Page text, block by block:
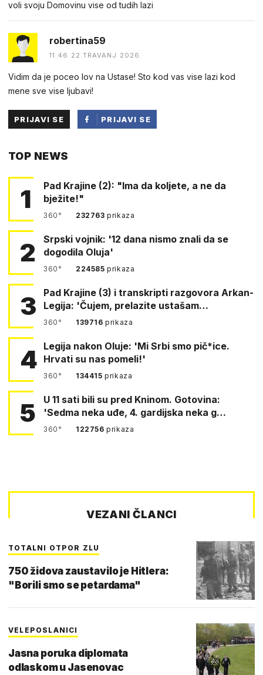
voli svoju Domovinu vise od tudih lazi
robertina59
11:46 22.TRAVANJ 2026.
Vidim da je poceo lov na Ustase! Sto kod vas vise lazi kod
mene sve vise ljubavi!
PRIJAVI SE
PRIJAVI SE
TOP NEWS
1
Pad Krajine (2): "Ima da koljete, a ne da
bježite!"
360° 232763prikaza
2
Srpski vojnik: '12 dana nismo znali da se
dogodila Oluja'
360° 224585prikaza
3
Pad Krajine (3) i transkripti razgovora Arkan-
Legija: 'Čujem, prelazite ustašam…
360° 139716prikaza
4 Legija nakon Oluje: 'Mi Srbi smo pič*ice.
Hrvati su nas pomeli!'
360° 134415prikaza
5
U 11 sati bili su pred Kninom. Gotovina:
'Sedma neka uđe, 4. gardijska neka g…
360° 122756prikaza
VEZANI ČLANCI
TOTALNI OTPOR ZLU
750 židova zaustavilo je Hitlera:
"Borili smo se petardama"
VELEPOSLANICI
Jasna poruka diplomata
odlaskom u Jasenovac